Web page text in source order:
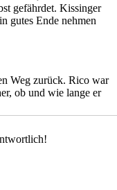
gefährdet. Kissinger
gutes Ende nehmen
Weg zurück. Rico war
ob und wie lange er